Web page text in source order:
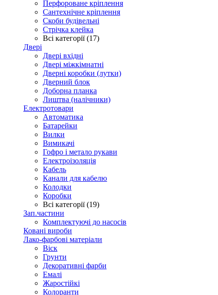
Перфороване кріплення
Сантехнічне кріплення
Скоби будівельні
Стрічка клейка
Всі категорії (17)
Двері
Двері вхідні
Двері міжкімнатні
Дверні коробки (лутки)
Дверний блок
Доборна планка
Лиштва (налічники)
Електротовари
Автоматика
Батарейки
Вилки
Вимикачі
Гофро і метало рукави
Електроізоляція
Кабель
Канали для кабелю
Колодки
Коробки
Всі категорії (19)
Зап.частини
Комплектуючі до насосів
Ковані вироби
Лако-фарбові матеріали
Віск
Грунти
Декоративні фарби
Емалі
Жаростійкі
Колоранти